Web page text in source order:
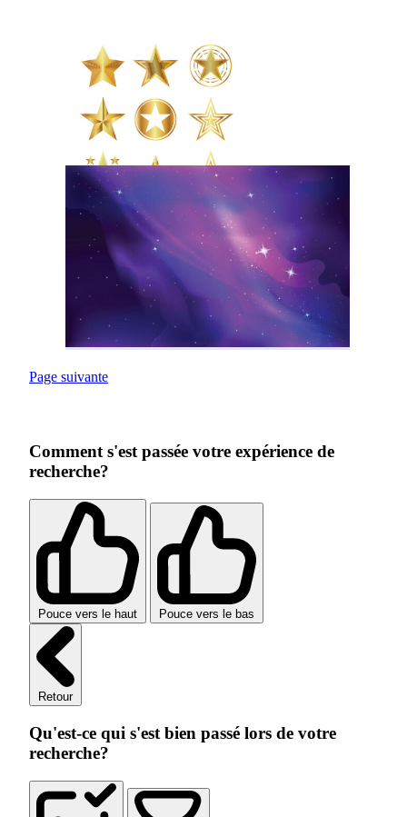
Page suivante
Comment s'est passée votre expérience de
recherche?
Pouce vers le haut Pouce vers le bas
Retour
Qu'est-ce qui s'est bien passé lors de votre
recherche?